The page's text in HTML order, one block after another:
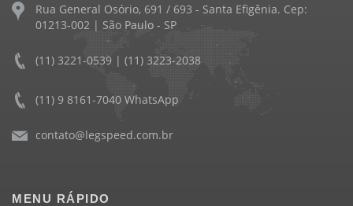
Rua General Osório, 691 / 693 - Santa Efigênia. Cep:
01213-002 | São Paulo - SP
(11) 3221-0539 | (11) 3223-2038
(11) 9 8161-7040 WhatsApp
contato@legspeed.com.br
MENU RÁPIDO